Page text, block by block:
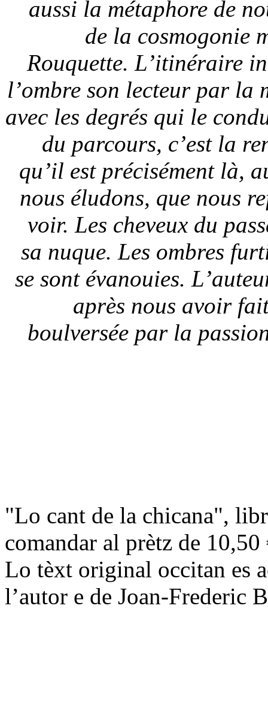
aussi la métaphore de
de la cosmogonie
Rouquette. L’itinéraire
l’ombre son lecteur par la
avec les degrés qui le
du parcours, c’est la
qu’il est précisément là,
nous éludons, que nous
voir. Les cheveux du
sa nuque. Les ombres
se sont évanouies.
après nous avoir
boulversée par la
"Lo cant de la chicana",
comandar al prètz de
Lo tèxt original occitan es
l’autor e de Joan-Frederic